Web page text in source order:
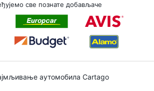
све познате добављаче
аутомобила Cartago